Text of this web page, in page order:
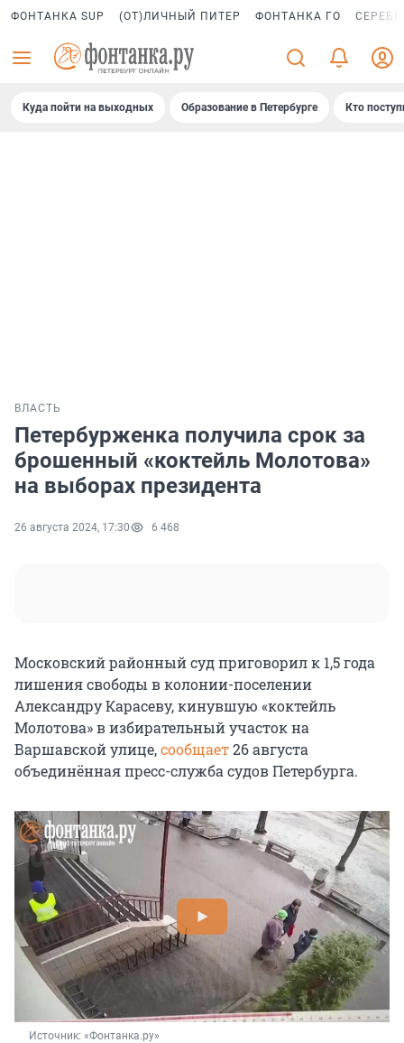
ФОНТАНКА SUP (ОТ)ЛИЧНЫЙ ПИТЕР ФОНТАНКА ГО
Куда пойти на выходных Образование в Петербурге Кто
ВЛАСТЬ
Петербурженка получила срок за
брошенный «коктейль Молотова»
на выборах президента
26 августа 2024, 17:30 6 468
Московский районный суд приговорил к 1,5 года
лишения свободы в колонии-поселении
Александру Карасеву, кинувшую «коктейль
Молотова» в избирательный участок на
Варшавской улице,сообщает26 августа
объединённая пресс-служба судов Петербурга.
Источник: «Фонтанка.ру»